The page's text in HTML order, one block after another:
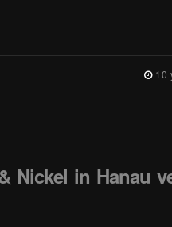
10
Nickel in Hanau